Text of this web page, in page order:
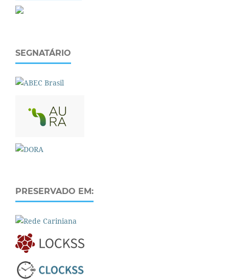
SEGNATÁRIO
PRESERVADO EM: